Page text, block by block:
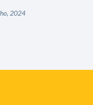
2024